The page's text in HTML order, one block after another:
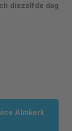
diezelfde dag
Almkerk